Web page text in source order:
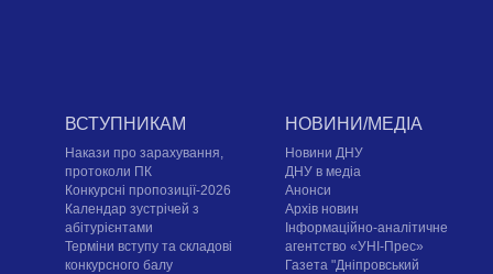
ВСТУПНИКАМ
Накази про зарахування,
протоколи ПК
Конкурсні пропозиції-2026
Календар зустрічей з
абітурієнтами
Терміни вступу та складові
конкурсного балу
НОВИНИ/МЕДІА
Новини ДНУ
ДНУ в медіа
Анонси
Архів новин
Інформаційно-аналітичне
агентство «УНІ-Прес»
Газета "Дніпровський